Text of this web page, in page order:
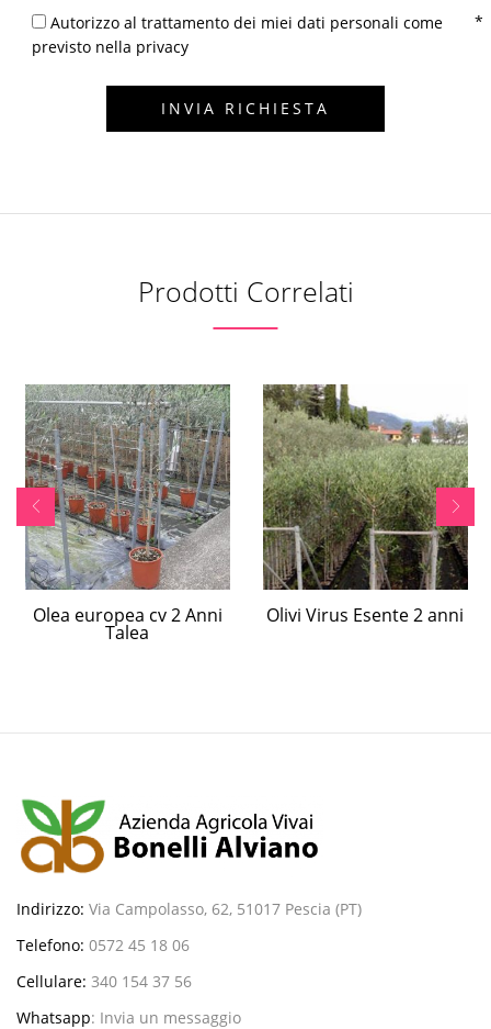
Autorizzo al trattamento dei miei dati personali come
previsto nella privacy
Prodotti Correlati
Olea europea cv 2 Anni
Talea
Olivi Virus Esente 2 anni
Indirizzo: Via Campolasso, 62, 51017 Pescia (PT)
Telefono: 0572 45 18 06
Cellulare: 340 154 37 56
Whatsapp: Invia un messaggio